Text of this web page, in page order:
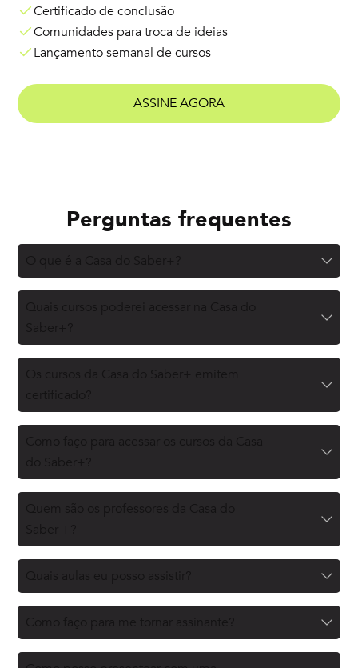
Certificado de conclusão
Comunidades para troca de ideias
Lançamento semanal de cursos
ASSINE AGORA
Perguntas frequentes